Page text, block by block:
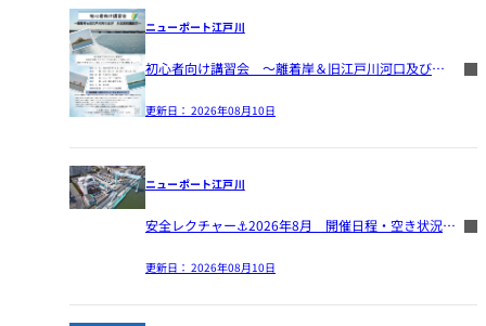
ニューポート江戸川
初心者向け講習会 ～離着岸＆旧江戸川河口及び 三枚洲浅瀬航行～
更新日： 2026年08月10日
ニューポート江戸川
安全レクチャー⚓2026年8月 開催日程・空き状況のご案内🚢
更新日： 2026年08月10日